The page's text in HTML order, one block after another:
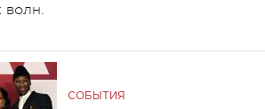
волн.
СОБЫТИЯ